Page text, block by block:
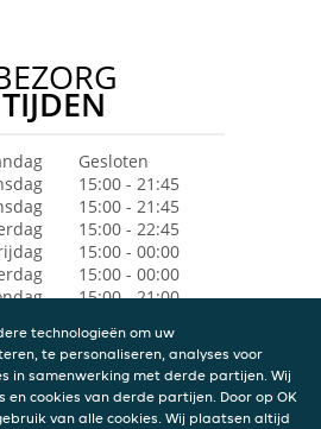
TIJDEN
Gesloten
15:00 - 21:45
15:00 - 21:45
15:00 - 22:45
15:00 - 00:00
15:00 - 00:00
15:00 - 21:00
technologieën om uw
te personaliseren, analyses voor
in samenwerking met derde partijen. Wij
en cookies van derde partijen. Door op OK
van alle cookies. Wij plaatsen altijd